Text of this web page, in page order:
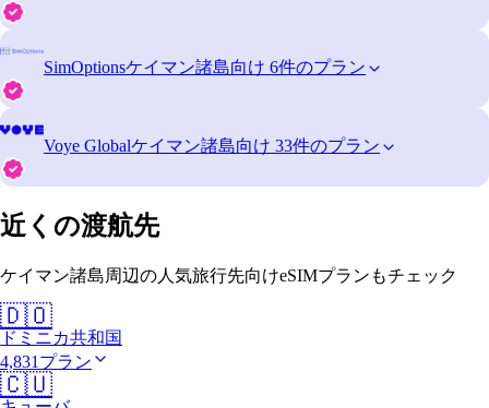
SimOptionsケイマン諸島向け 6件のプラン
Voye Globalケイマン諸島向け 33件のプラン
近くの渡航先
ケイマン諸島周辺の人気旅行先向けeSIMプランもチェック
🇩🇴
ドミニカ共和国
4,831プラン
🇨🇺